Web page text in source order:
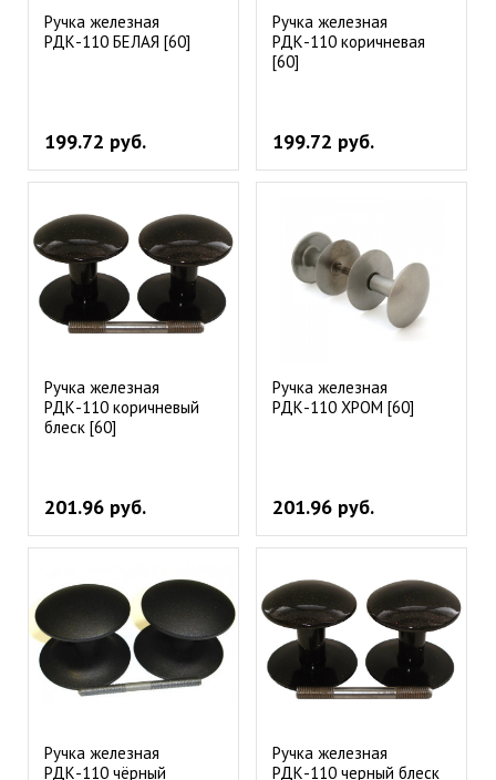
Ручка железная
РДК-110 БЕЛАЯ [60]
199.72 руб.
Ручка железная
РДК-110 коричневая
[60]
199.72 руб.
Ручка железная
РДК-110 коричневый
блеск [60]
201.96 руб.
Ручка железная
РДК-110 ХРОМ [60]
201.96 руб.
Ручка железная
РДК-110 чёрный
Ручка железная
РДК-110 черный блеск